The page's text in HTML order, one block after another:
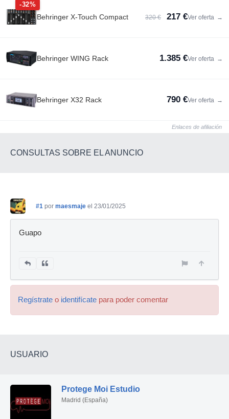
-32%
Behringer X-Touch Compact 320 € 217 €Ver oferta →
Behringer WING Rack 1.385 €Ver oferta →
Behringer X32 Rack 790 €Ver oferta →
Enlaces de afiliación
CONSULTAS SOBRE EL ANUNCIO
#1 por maesmaje el 23/01/2025
Guapo
Regístrate o identifícate para poder comentar
USUARIO
Protege Moi Estudio
Madrid (España)